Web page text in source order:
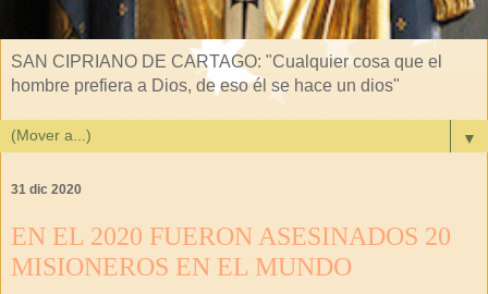
SAN CIPRIANO DE CARTAGO: "Cualquier cosa que el
hombre prefiera a Dios, de eso él se hace un dios"
▼
31 dic 2020
EN EL 2020 FUERON ASESINADOS 20
MISIONEROS EN EL MUNDO